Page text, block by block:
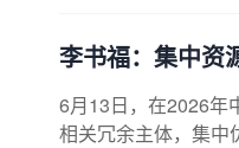
李书福：集中资
6月13日，在2026年
相关冗余主体，集中